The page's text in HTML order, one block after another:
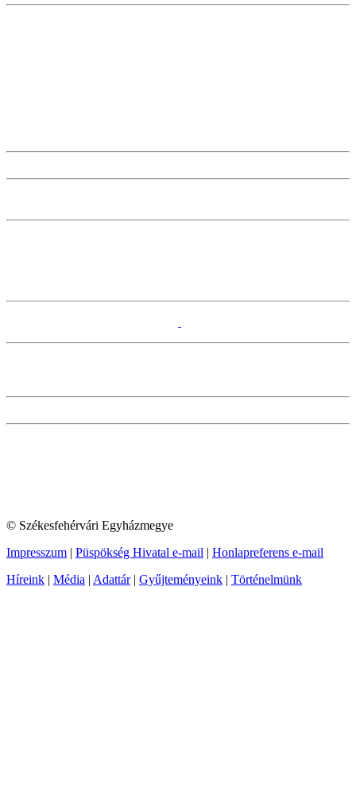
© Székesfehérvári Egyházmegye
Impresszum | Püspökség Hivatal e-mail | Honlapreferens e-mail
Híreink | Média | Adattár| Gyűjteményeink | Történelmünk